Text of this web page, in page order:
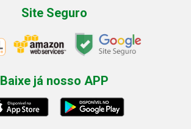
Site Seguro
Baixe já nosso APP